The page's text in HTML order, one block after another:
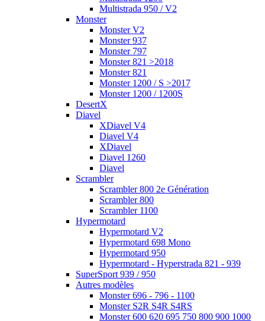
Multistrada 950 / V2
Monster
Monster V2
Monster 937
Monster 797
Monster 821 >2018
Monster 821
Monster 1200 / S >2017
Monster 1200 / 1200S
DesertX
Diavel
XDiavel V4
Diavel V4
XDiavel
Diavel 1260
Diavel
Scrambler
Scrambler 800 2e Génération
Scrambler 800
Scrambler 1100
Hypermotard
Hypermotard V2
Hypermotard 698 Mono
Hypermotard 950
Hypermotard - Hyperstrada 821 - 939
SuperSport 939 / 950
Autres modèles
Monster 696 - 796 - 1100
Monster S2R S4R S4RS
Monster 600 620 695 750 800 900 1000